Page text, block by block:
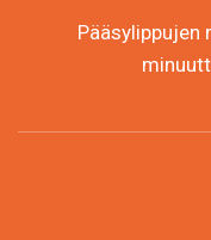
Pääsylippujen